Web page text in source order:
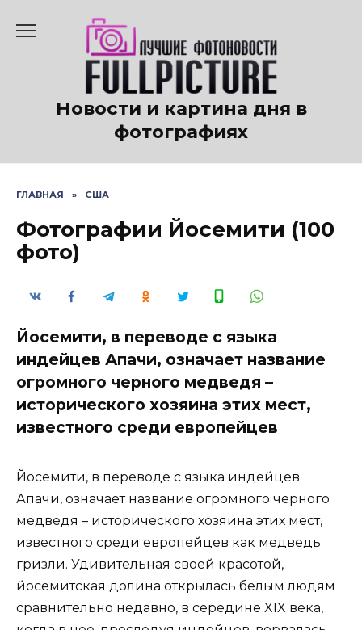
содержанию
Новости и картина дня в
фотографиях
ГЛАВНАЯ » США
Фотографии Йосемити (100
фото)
Йосемити, в переводе с языка
индейцев Апачи, означает название
огромного черного медведя –
исторического хозяина этих мест,
известного среди европейцев
Йосемити, в переводе с языка индейцев
Апачи, означает название огромного черного
медведя – исторического хозяина этих мест,
известного среди европейцев как медведь
гризли. Удивительная своей красотой,
йосемитская долина открылась белым людям
сравнительно недавно, в середине XIX века,